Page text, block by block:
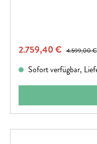
Verkaufspreis:
2.759,40 € Regulärer
4.599,00 €
Sofort verfügbar,